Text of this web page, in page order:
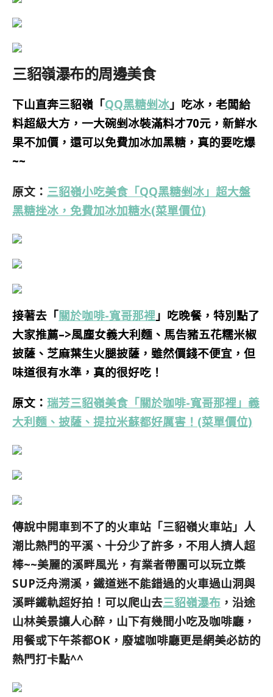
三貂嶺瀑布的周邊美食
下山直奔三貂嶺「QQ黑糖剉冰 」吃冰，老闆給
料超級大方，一大碗剉冰裝滿料才70元，新鮮水
果不加價，還可以免費加冰加黑糖，真的要吃爆
~~
原文： 三貂嶺小吃美食「QQ黑糖剉冰」超大盤
黑糖挫冰，免費加冰加糖水(菜單價位)
接著去「關於咖啡-寬哥那裡 」吃晚餐， 特別點了
大家推薦–>風塵女義大利麵、馬告豬五花糯米椒
披薩、芝麻葉生火腿披薩 ，雖然價錢不便宜，但
味道很有水準，真的很好吃！
原文： 瑞芳三貂嶺美食「關於咖啡-寬哥那裡」義
大利麵、披薩、提拉米蘇都好厲害！(菜單價位)
傳說中開車到不了的火車站「三貂嶺火車站」 人
潮比熱門的平溪、十分少了許多，不用人擠人超
棒~~美麗的溪畔風光，有業者帶團可以玩立槳
SUP泛舟溯溪，鐵道迷不能錯過的火車過山洞與
溪畔鐵軌超好拍！ 可以爬山去三貂嶺瀑布 ，沿途
山林美景讓人心醉，山下有幾間小吃及咖啡廳，
用餐或下午茶都OK，廢墟咖啡廳更是網美必訪的
熱門打卡點^^